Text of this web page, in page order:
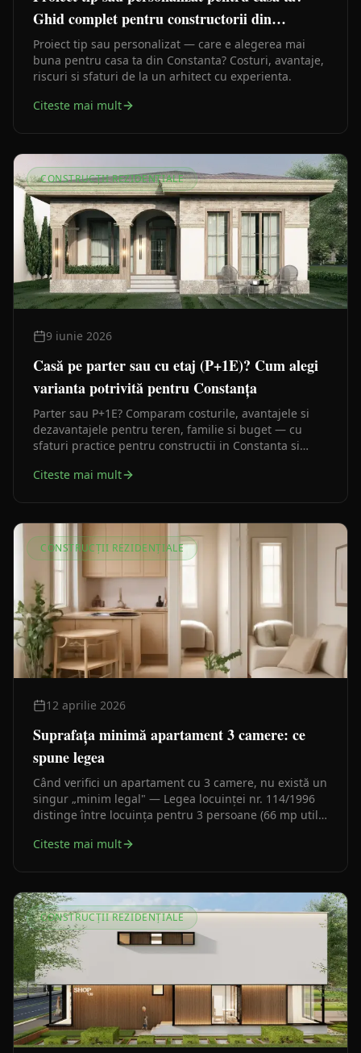
Ghid complet pentru constructorii din
Constanta
Proiect tip sau personalizat — care e alegerea mai
buna pentru casa ta din Constanta? Costuri, avantaje,
riscuri si sfaturi de la un arhitect cu experienta.
Citeste mai mult
CONSTRUCȚII REZIDENȚIALE
9 iunie 2026
Casă pe parter sau cu etaj (P+1E)? Cum alegi
varianta potrivită pentru Constanța
Parter sau P+1E? Comparam costurile, avantajele si
dezavantajele pentru teren, familie si buget — cu
sfaturi practice pentru constructii in Constanta si
Citeste mai mult
CONSTRUCȚII REZIDENȚIALE
12 aprilie 2026
Suprafața minimă apartament 3 camere: ce
spune legea
Când verifici un apartament cu 3 camere, nu există un
singur „minim legal" — Legea locuinței nr. 114/1996
distinge între locuința pentru 3 persoane (66 mp utili)
corect anexa.
Citeste mai mult
CONSTRUCȚII REZIDENȚIALE